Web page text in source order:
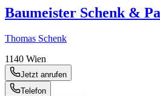
Baumeister Schenk &
Thomas Schenk
1140 Wien
Jetzt anrufen
Telefon